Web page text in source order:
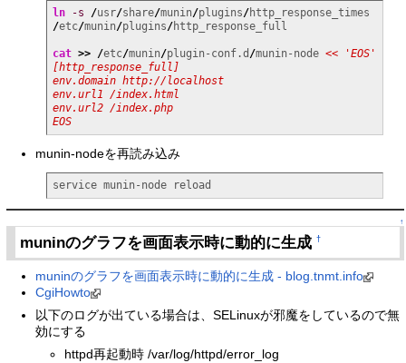
ln -s /usr/share/munin/plugins/
/etc/munin/plugins/http_response_full
cat >> /etc/munin/plugin-conf.d /munin-node << 'EOS'
[http_response_full]
env.domain http://localhost
env.url1 /index.html
env.url2 /index.php
EOS
munin-nodeを再読み込み
service munin-node reload
↑
muninのグラフを画面表示時に動的に生成†
muninのグラフを画面表示時に動的に生成 - blog.tnmt.info
CgiHowto
以下のログが出ている場合は、SELinuxが邪魔をしているので無
効にする
httpd再起動時 /var/log/httpd/error_log